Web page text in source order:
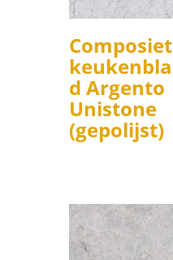
Composiet
keukenbla
d Argento
Unistone
(gepolijst)